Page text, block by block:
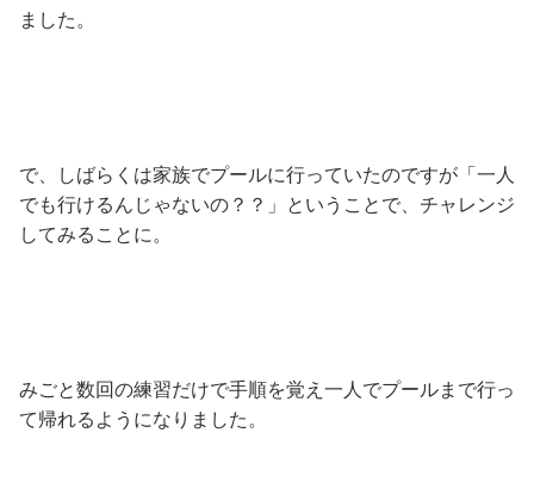
ました。
で、しばらくは家族でプールに行っていたのですが「一人
でも行けるんじゃないの？？」ということで、チャレンジ
してみることに。
みごと数回の練習だけで手順を覚え一人でプールまで行っ
て帰れるようになりました。